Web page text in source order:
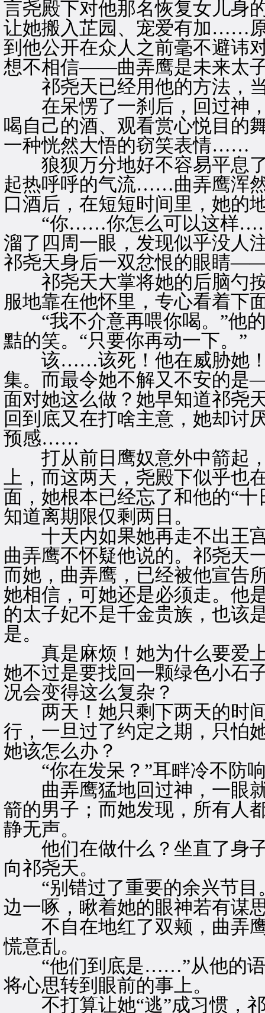
言尧殿下对他那名恢复女儿身
让她搬入芷园、宠爱有加……
到他公开在众人之前毫不避讳
想不相信——曲弄鹰是未来太
祁尧天已经用他的方法，当
在呆愣了一刹后，回过神，
喝自己的酒、观看赏心悦目的
一种恍然大悟的窃笑表情……
狼狈万分地好不容易平息了
起热呼呼的气流……曲弄鹰浑
口酒后，在短短时间里，她的
“你……你怎么可以这样……
溜了四周一眼，发现似乎没人
祁尧天身后一双忿恨的眼睛
祁尧天大掌将她的后脑勺按
服地靠在他怀里，专心看着下
“我不介意再喂你喝。”他的
黠的笑。“只要你再动一下。”
该……该死！他在威胁她！
集。而最令她不解又不安的
面对她这么做？她早知道祁尧
回到底又在打啥主意，她却讨
预感……
打从前日鹰奴意外中箭起，
上，而这两天，尧殿下似乎也
面，她根本已经忘了和他的“
知道离期限仅剩两日。
十天内如果她再走不出王
曲弄鹰不怀疑他说的。祁尧天
而她，曲弄鹰，已经被他宣告
她相信，可她还是必须走。他
的太子妃不是千金贵族，也该
是。
真是麻烦！她为什么要爱上
她不过是要找回一颗绿色小石
况会变得这么复杂？
两天！她只剩下两天的时间
行，一旦过了约定之期，只怕
她该怎么办？
“你在发呆？”耳畔冷不防
曲弄鹰猛地回过神，一眼就
箭的男子；而她发现，所有人
静无声。
他们在做什么？坐直了身子
向祁尧天。
“别错过了重要的余兴节目
边一啄，瞅着她的眼神若有谋
不自在地红了双颊，曲弄鹰
慌意乱。
“他们到底是……”从他的语
将心思转到眼前的事上。
不打算让她“逃”成习惯，祁